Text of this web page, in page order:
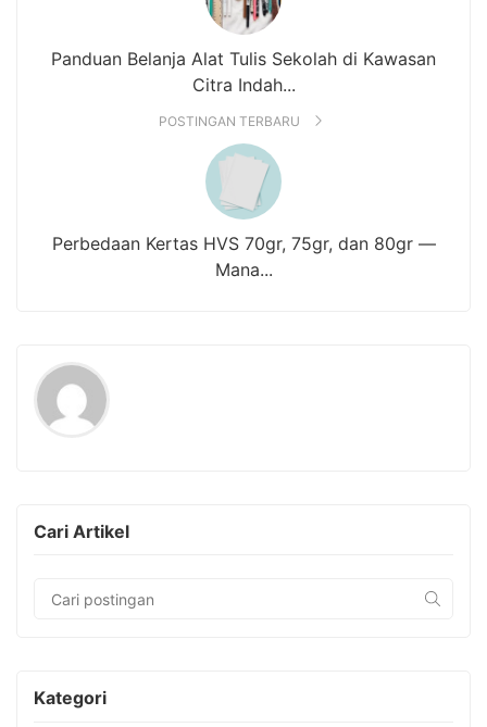
Panduan Belanja Alat Tulis Sekolah di Kawasan
Citra Indah...
POSTINGAN TERBARU
Perbedaan Kertas HVS 70gr, 75gr, dan 80gr —
Mana...
Cari Artikel
Kategori